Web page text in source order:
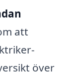
att
över